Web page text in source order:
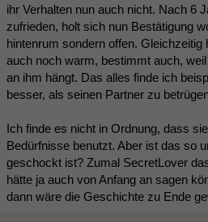
ihr Verhalten nun auch nicht. Nach 6
zufrieden, holt sich nun Bestätigung
hintenrum sondern offen.
auch noch warm, bestimmt auch,
an ihm hängt. Das alles finde ich
besser, als seinen Partner zu
Ich finde es nicht in Ordnung, dass
Bedürfnisse benutzt. Aber ist das so
geschockt ist? Zumal SecretLover
hätte ja auch von Anfang an sagen
dann wäre die Geschichte zu Ende